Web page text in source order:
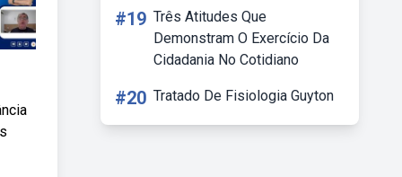
#19 Três Atitudes Que
Demonstram O Exercício Da
Cidadania No Cotidiano
#20 Tratado De Fisiologia Guyton